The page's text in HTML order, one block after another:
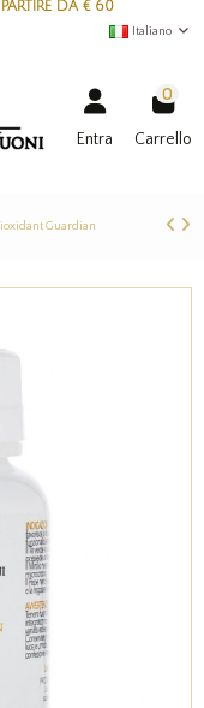
DA € 60
Italiano
Entra
0
Carrello
Guardian